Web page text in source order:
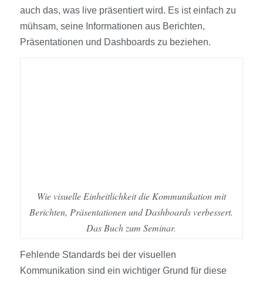
auch das, was live präsentiert wird. Es ist einfach zu
mühsam, seine Informationen aus Berichten,
Präsentationen und Dashboards zu beziehen.
Wie visuelle Einheitlichkeit die Kommunikation mit
Berichten, Präsentationen und Dashboards verbessert.
Das Buch zum Seminar.
Fehlende Standards bei der visuellen
Kommunikation sind ein wichtiger Grund für diese